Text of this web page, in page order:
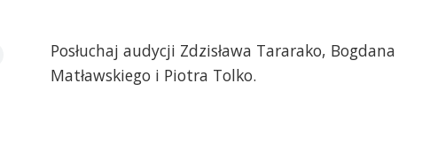
Posłuchaj audycji Zdzisława Tararako, Bogdana
Matławskiego i Piotra Tolko.